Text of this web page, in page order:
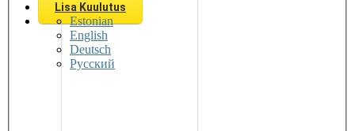
Lisa Kuulutus
Estonian
English
Deutsch
Русский